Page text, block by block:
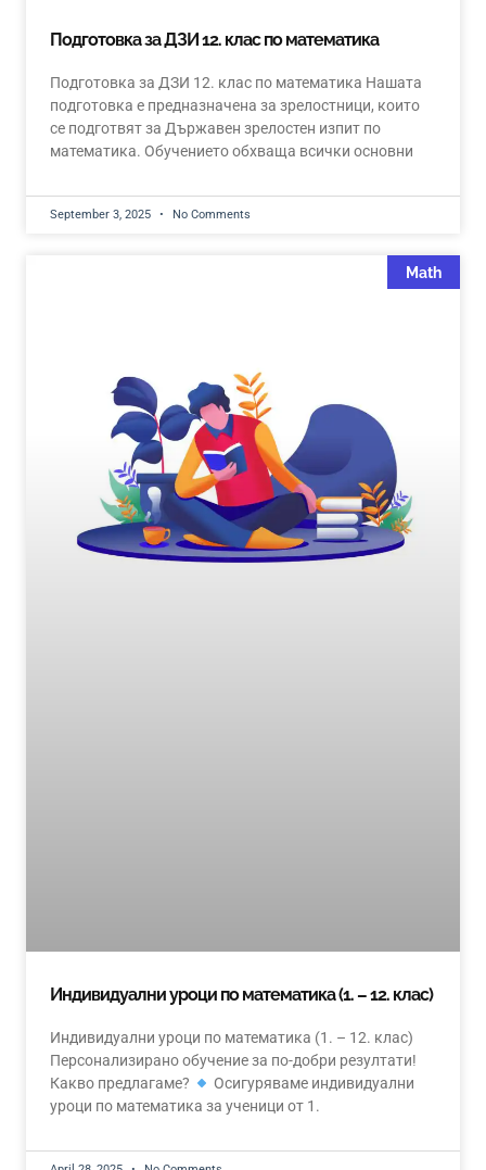
Подготовка за ДЗИ 12. клас по математика
Подготовка за ДЗИ 12. клас по математика Нашата
подготовка е предназначена за зрелостници, които
се подготвят за Държавен зрелостен изпит по
математика. Обучението обхваща всички основни
September 3, 2025 No Comments
Math
Индивидуални уроци по математика (1. – 12. клас)
Индивидуални уроци по математика (1. – 12. клас)
Персонализирано обучение за по-добри резултати!
Какво предлагаме?
Осигуряваме индивидуални
уроци по математика за ученици от 1.